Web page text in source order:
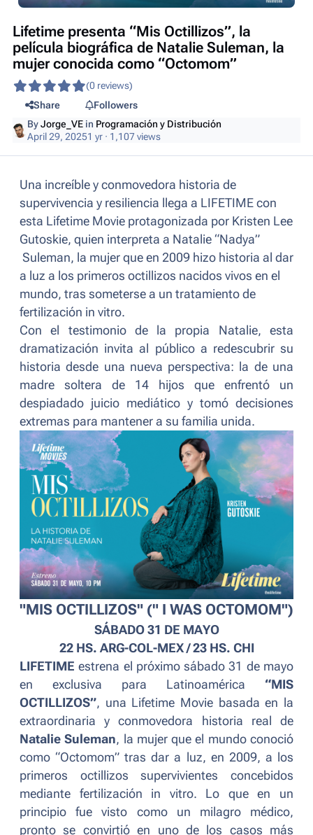
Lifetime presenta “Mis Octillizos”, la
película biográfica de Natalie Suleman, la
mujer conocida como “Octomom”
(0 reviews)
Share
Followers
ByJorge_VE in Programación y Distribución
April 29, 20251 yr · 1,107 views
Una increíble y conmovedora historia de
supervivencia y resiliencia llega a LIFETIME con
esta Lifetime Movie protagonizada por Kristen Lee
Gutoskie, quien interpreta a Natalie “Nadya”
Suleman, la mujer que en 2009 hizo historia al dar
a luz a los primeros octillizos nacidos vivos en el
mundo, tras someterse a un tratamiento de
fertilización in vitro.
Con el testimonio de la propia Natalie, esta
dramatización invita al público a redescubrir su
historia desde una nueva perspectiva: la de una
madre soltera de 14 hijos que enfrentó un
despiadado juicio mediático y tomó decisiones
extremas para mantener a su familia unida.
"MIS OCTILLIZOS" (" I WAS OCTOMOM")
SÁBADO 31 DE MAYO
22 HS. ARG-COL-MEX / 23 HS. CHI
LIFETIME estrena el próximo sábado 31 de mayo
en exclusiva para Latinoamérica “MIS
OCTILLIZOS”, una Lifetime Movie basada en la
extraordinaria y conmovedora historia real de
Natalie Suleman, la mujer que el mundo conoció
como “Octomom” tras dar a luz, en 2009, a los
primeros octillizos supervivientes concebidos
mediante fertilización in vitro. Lo que en un
principio fue visto como un milagro médico,
pronto se convirtió en uno de los casos más